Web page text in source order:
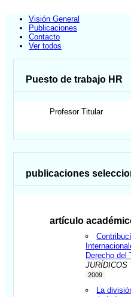
Visión General
Publicaciones
Contacto
Ver todos
Puesto de trabajo HR
Profesor Titular
publicaciones
artículo
Derecho del
JURÍDICOS
2009
La